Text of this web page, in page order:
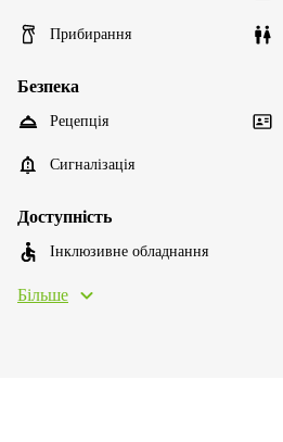
Прибирання
Безпека
Рецепція
Сигналізація
Доступність
Інклюзивне обладнання
Більше